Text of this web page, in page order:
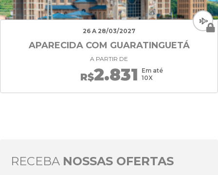
26 A 28/03/2027
APARECIDA COM GUARATINGUETÁ
A PARTIR DE
R$2.831
Em até
10X
RECEBA NOSSAS OFERTAS